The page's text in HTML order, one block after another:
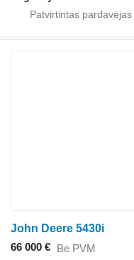
John Deere 5430i
66 000 € Be PVM